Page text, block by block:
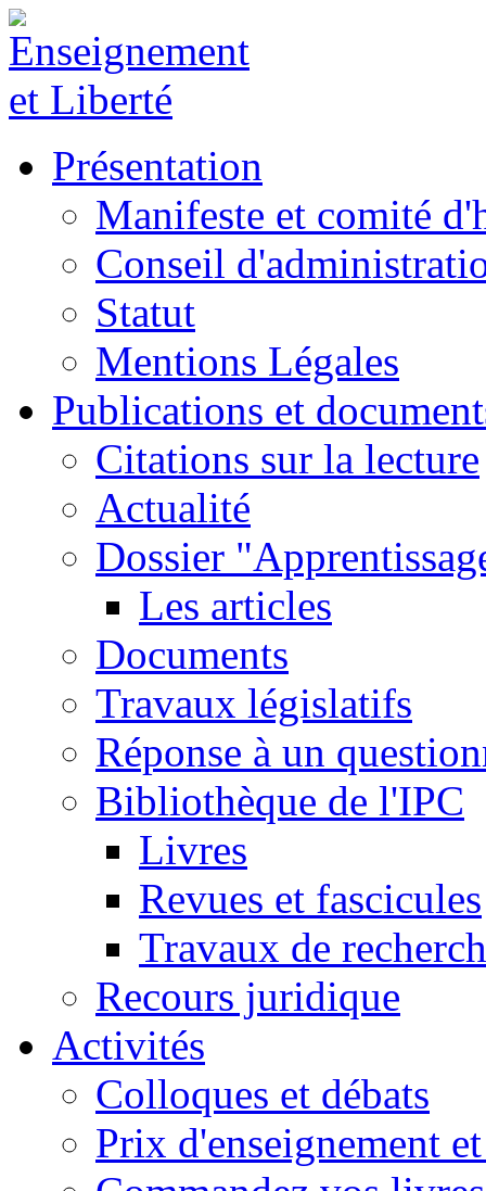
Présentation
Manifeste et comité
Conseil
Statut
Mentions Légales
Publications et
Citations sur la lecture
Actualité
Dossier
Les articles
Documents
Travaux législatifs
Réponse à un
Bibliothèque de l'IPC
Livres
Revues et fascicules
Travaux de
Recours juridique
Activités
Colloques et débats
Prix d'enseignement